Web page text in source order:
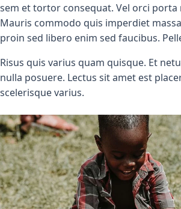
sem et tortor consequat. Vel orci
Mauris commodo quis imperdiet
proin sed libero enim sed faucibus.
Risus quis varius quam quisque. Et
nulla posuere. Lectus sit amet est
scelerisque varius.